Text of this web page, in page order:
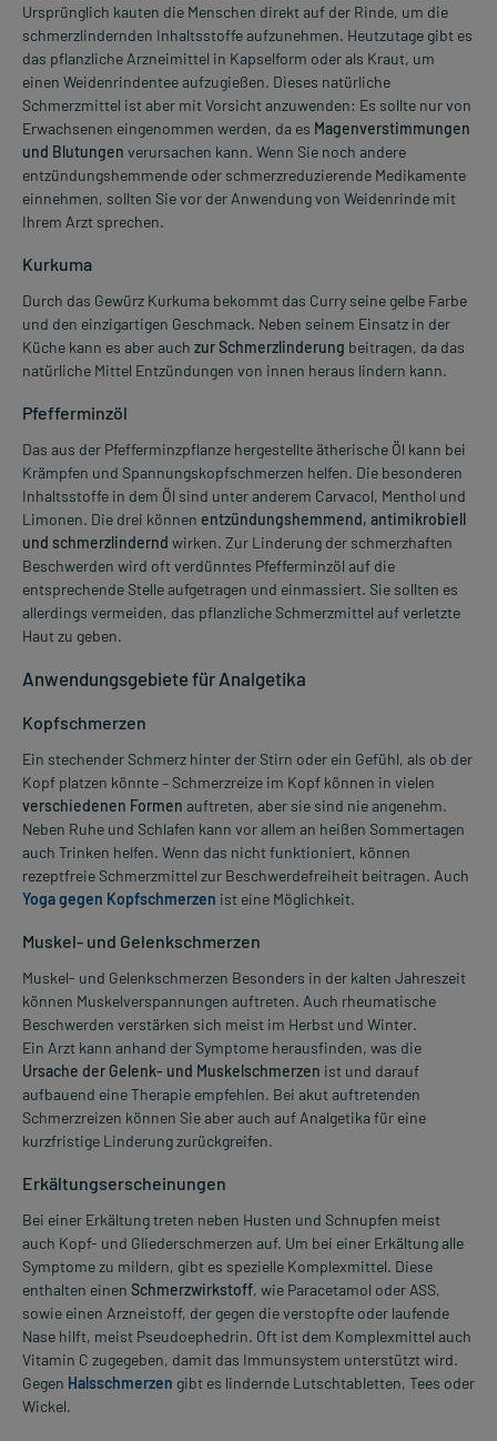
Ursprünglich kauten die Menschen direkt auf der Rinde, um die
schmerzlindernden Inhaltsstoffe aufzunehmen. Heutzutage gibt es
das pflanzliche Arzneimittel in Kapselform oder als Kraut, um
einen Weidenrindentee aufzugießen. Dieses natürliche
Schmerzmittel ist aber mit Vorsicht anzuwenden: Es sollte nur von
Erwachsenen eingenommen werden, da es Magenverstimmungen
und Blutungen verursachen kann. Wenn Sie noch andere
entzündungshemmende oder schmerzreduzierende Medikamente
einnehmen, sollten Sie vor der Anwendung von Weidenrinde mit
Ihrem Arzt sprechen.
Kurkuma
Durch das Gewürz Kurkuma bekommt das Curry seine gelbe Farbe
und den einzigartigen Geschmack. Neben seinem Einsatz in der
Küche kann es aber auch zur Schmerzlinderung beitragen, da das
natürliche Mittel Entzündungen von innen heraus lindern kann.
Pfefferminzöl
Das aus der Pfefferminzpflanze hergestellte ätherische Öl kann bei
Krämpfen und Spannungskopfschmerzen helfen. Die besonderen
Inhaltsstoffe in dem Öl sind unter anderem Carvacol, Menthol und
Limonen. Die drei können entzündungshemmend, antimikrobiell
und schmerzlindernd wirken. Zur Linderung der schmerzhaften
Beschwerden wird oft verdünntes Pfefferminzöl auf die
entsprechende Stelle aufgetragen und einmassiert. Sie sollten es
allerdings vermeiden, das pflanzliche Schmerzmittel auf verletzte
Haut zu geben.
Anwendungsgebiete für Analgetika
Kopfschmerzen
Ein stechender Schmerz hinter der Stirn oder ein Gefühl, als ob der
Kopf platzen könnte – Schmerzreize im Kopf können in vielen
verschiedenen Formen auftreten, aber sie sind nie angenehm.
Neben Ruhe und Schlafen kann vor allem an heißen Sommertagen
auch Trinken helfen. Wenn das nicht funktioniert, können
rezeptfreie Schmerzmittel zur Beschwerdefreiheit beitragen. Auch
Yoga gegen Kopfschmerzen ist eine Möglichkeit.
Muskel- und Gelenkschmerzen
Muskel- und Gelenkschmerzen Besonders in der kalten Jahreszeit
können Muskelverspannungen auftreten. Auch rheumatische
Beschwerden verstärken sich meist im Herbst und Winter.
Ein Arzt kann anhand der Symptome herausfinden, was die
Ursache der Gelenk- und Muskelschmerzen ist und darauf
aufbauend eine Therapie empfehlen. Bei akut auftretenden
Schmerzreizen können Sie aber auch auf Analgetika für eine
kurzfristige Linderung zurückgreifen.
Erkältungserscheinungen
Bei einer Erkältung treten neben Husten und Schnupfen meist
auch Kopf- und Gliederschmerzen auf. Um bei einer Erkältung alle
Symptome zu mildern, gibt es spezielle Komplexmittel. Diese
enthalten einen Schmerzwirkstoff, wie Paracetamol oder ASS,
sowie einen Arzneistoff, der gegen die verstopfte oder laufende
Nase hilft, meist Pseudoephedrin. Oft ist dem Komplexmittel auch
Vitamin C zugegeben, damit das Immunsystem unterstützt wird.
Gegen Halsschmerzen gibt es lindernde Lutschtabletten, Tees oder
Wickel.